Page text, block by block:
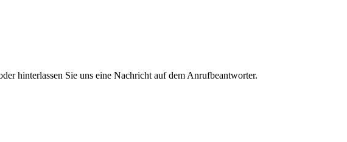
hinterlassen Sie uns eine Nachricht auf dem Anrufbeantworter.